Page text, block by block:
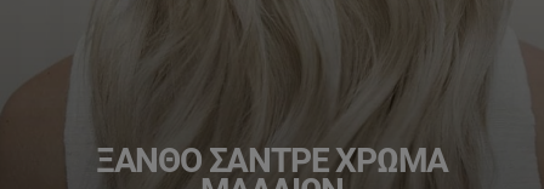
ΞΑΝΘΌ ΣΑΝΤΡΈ ΧΡΏΜΑ